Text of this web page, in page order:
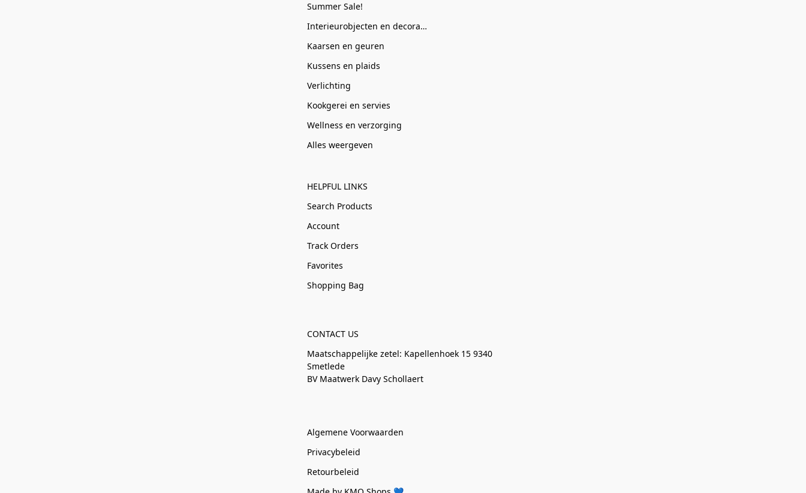
Summer Sale!
Interieurobjecten en decoratie
Kaarsen en geuren
Kussens en plaids
Verlichting
Kookgerei en servies
Wellness en verzorging
Alles weergeven
HELPFUL LINKS
Search Products
Account
Track Orders
Favorites
Shopping Bag
CONTACT US
Maatschappelijke zetel: Kapellenhoek 15 9340
Smetlede
BV Maatwerk Davy Schollaert
Algemene Voorwaarden
Privacybeleid
Retourbeleid